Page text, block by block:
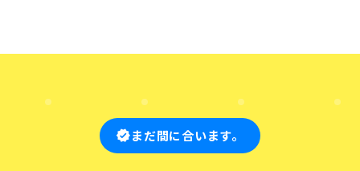
verifiedまだ間に合います。